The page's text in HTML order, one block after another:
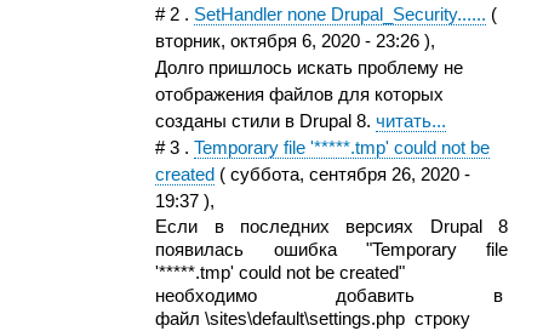
# 2 . SetHandler none Drupal_Security...... (
вторник, октября 6, 2020 - 23:26 ),
Долго пришлось искать проблему не
отображения файлов для которых
созданы стили в Drupal 8.читать...
#3 .Temporary file '*****.tmp' could not be
created ( суббота, сентября 26, 2020 -
19:37 ),
Если в последних версиях Drupal 8
появилась ошибка "Temporary file
'*****.tmp' could not be created"
необходимо добавить в
файл \sites\default\settings.php строку